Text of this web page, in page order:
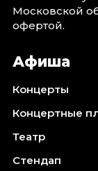
Московской
офертой.
Афиша
Концерты
Концертные
Театр
Стендап